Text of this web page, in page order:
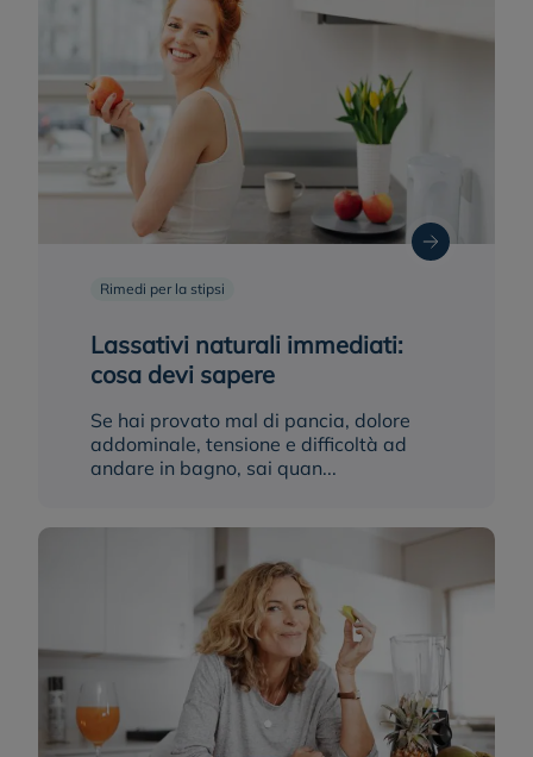
Rimedi per la stipsi
Lassativi naturali immediati:
cosa devi sapere
Se hai provato mal di pancia, dolore
addominale, tensione e difficoltà ad
andare in bagno, sai quan...